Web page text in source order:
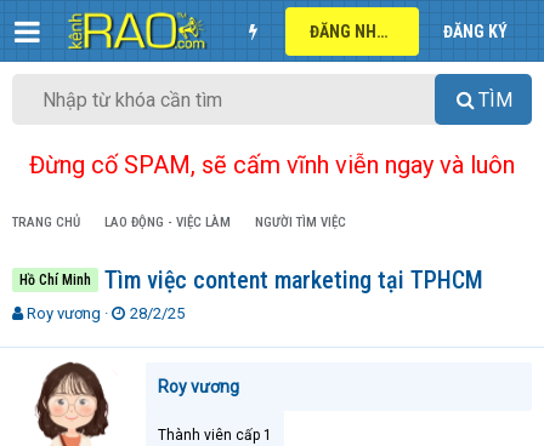
ĐĂNG NHẬP ĐĂNG KÝ
TÌM
Đừng cố SPAM, sẽ cấm vĩnh viễn ngay và luôn
TRANG CHỦ LAO ĐỘNG - VIỆC LÀM NGƯỜI TÌM VIỆC
Hồ Chí Minh Tìm việc content marketing tại TPHCM
T
d
Roy vương
N
28/2/25
Roy vương
Thành viên cấp 1